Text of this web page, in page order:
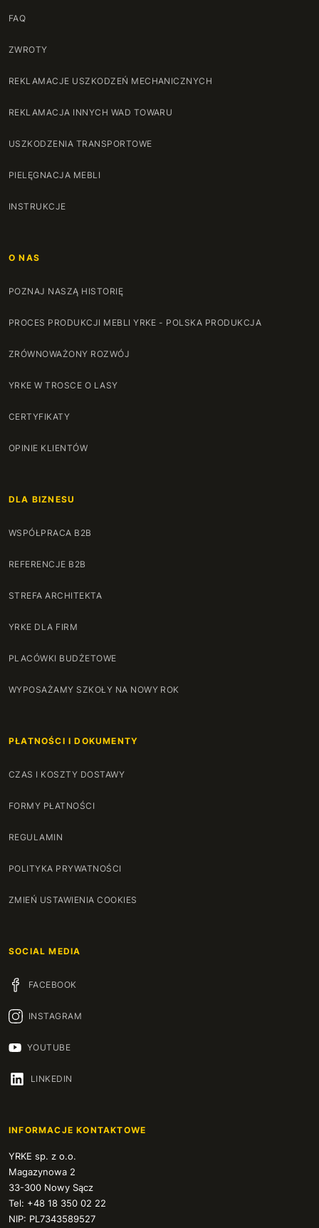
FAQ
ZWROTY
REKLAMACJE USZKODZEŃ MECHANICZNYCH
REKLAMACJA INNYCH WAD TOWARU
USZKODZENIA TRANSPORTOWE
PIELĘGNACJA MEBLI
INSTRUKCJE
O NAS
POZNAJ NASZĄ HISTORIĘ
PROCES PRODUKCJI MEBLI YRKE - POLSKA PRODUKCJA
ZRÓWNOWAŻONY ROZWÓJ
YRKE W TROSCE O LASY
CERTYFIKATY
OPINIE KLIENTÓW
DLA BIZNESU
WSPÓŁPRACA B2B
REFERENCJE B2B
STREFA ARCHITEKTA
YRKE DLA FIRM
PLACÓWKI BUDŻETOWE
WYPOSAŻAMY SZKOŁY NA NOWY ROK
PŁATNOŚCI I DOKUMENTY
CZAS I KOSZTY DOSTAWY
FORMY PŁATNOŚCI
REGULAMIN
POLITYKA PRYWATNOŚCI
ZMIEŃ USTAWIENIA COOKIES
SOCIAL MEDIA
FACEBOOK
INSTAGRAM
YOUTUBE
LINKEDIN
INFORMACJE KONTAKTOWE
YRKE sp. z o.o.
Magazynowa 2
33-300 Nowy Sącz
Tel: +48 18 350 02 22
NIP: PL7343589527